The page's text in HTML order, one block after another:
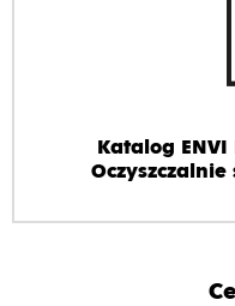
Katalog